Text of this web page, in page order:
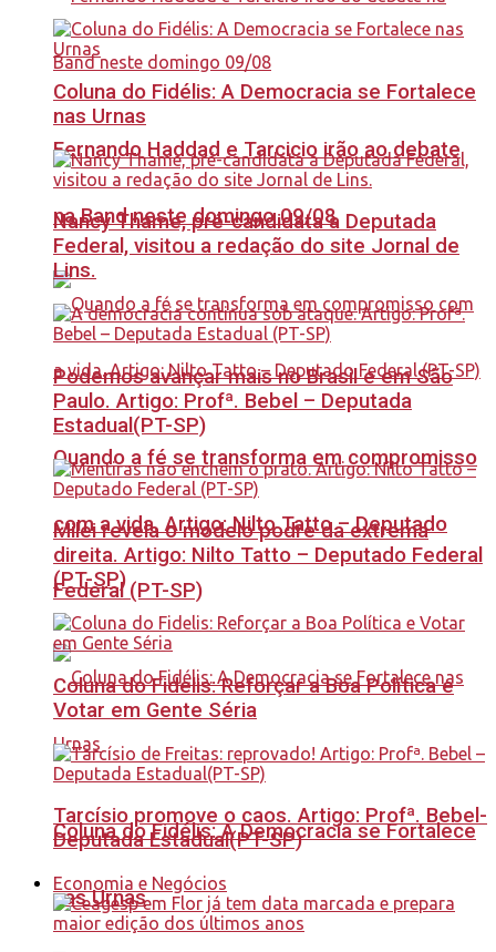
Fernando Haddad e Tarcicio irão ao debate
na Band neste domingo 09/08
Quando a fé se transforma em compromisso
com a vida. Artigo: Nilto Tatto – Deputado
Federal (PT-SP)
Coluna do Fidélis: A Democracia se Fortalece
nas Urnas
Coluna do Fidélis: A Democracia se Fortalece
nas Urnas
Nancy Thame, pré-candidata a Deputada
Federal, visitou a redação do site Jornal de
Lins.
Podemos avançar mais no Brasil e em São
Paulo. Artigo: Profª. Bebel – Deputada
Estadual(PT-SP)
Milei revela o modelo podre da extrema
direita. Artigo: Nilto Tatto – Deputado Federal
(PT-SP)
Coluna do Fidelis: Reforçar a Boa Política e
Votar em Gente Séria
Tarcísio promove o caos. Artigo: Profª. Bebel-
Deputada Estadual(PT-SP)
Economia e Negócios